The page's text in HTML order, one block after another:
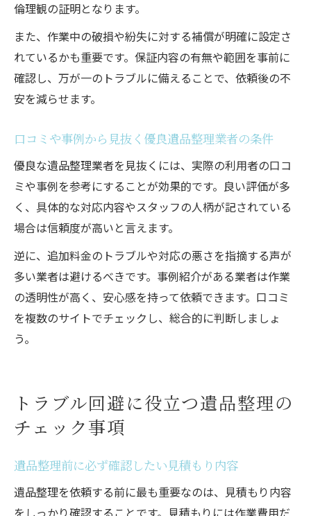
倫理観の証明となります。
また、作業中の破損や紛失に対する補償が明確に設定さ
れているかも重要です。保証内容の有無や範囲を事前に
確認し、万が一のトラブルに備えることで、依頼後の不
安を減らせます。
口コミや事例から見抜く優良遺品整理業者の条件
優良な遺品整理業者を見抜くには、実際の利用者の口コ
ミや事例を参考にすることが効果的です。良い評価が多
く、具体的な対応内容やスタッフの人柄が記されている
場合は信頼度が高いと言えます。
逆に、追加料金のトラブルや対応の悪さを指摘する声が
多い業者は避けるべきです。事例紹介がある業者は作業
の透明性が高く、安心感を持って依頼できます。口コミ
を複数のサイトでチェックし、総合的に判断しましょ
う。
トラブル回避に役立つ遺品整理の
チェック事項
遺品整理前に必ず確認したい見積もり内容
遺品整理を依頼する前に最も重要なのは、見積もり内容
をしっかり確認することです。見積もりには作業費用だ